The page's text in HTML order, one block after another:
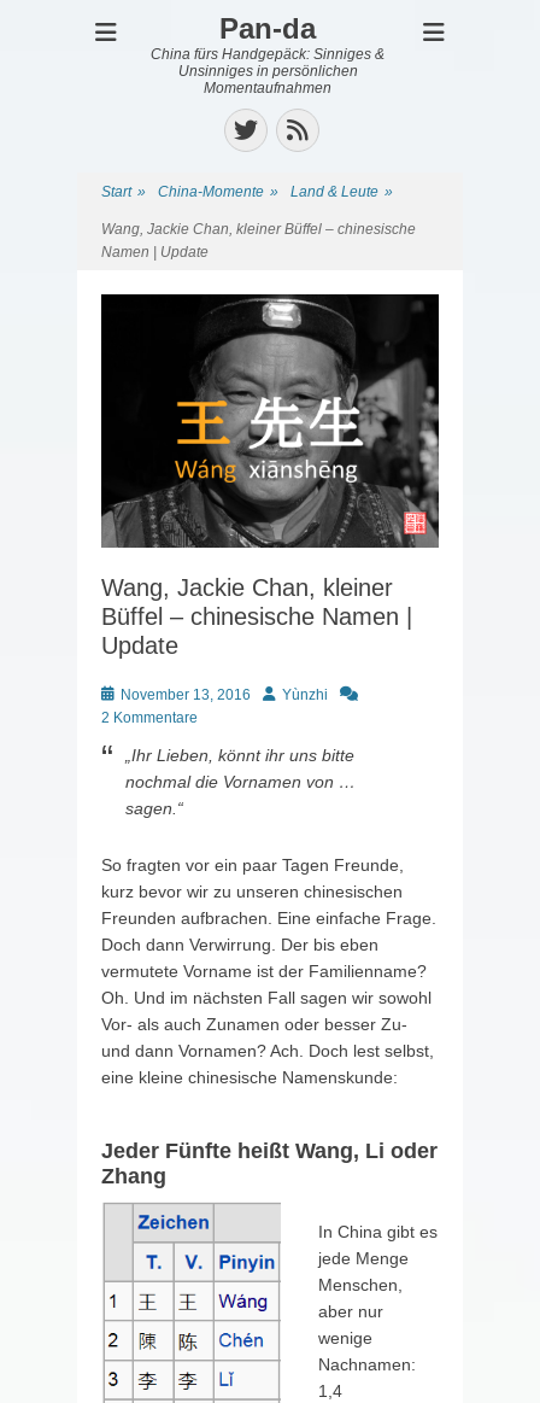
Pan-da
China fürs Handgepäck: Sinniges &
Unsinniges in persönlichen
Momentaufnahmen
Twitter
Feed
Start » China-Momente » Land & Leute »
Wang, Jackie Chan, kleiner Büffel – chinesische
Namen | Update
Wang, Jackie Chan, kleiner
Büffel – chinesische Namen |
Update
Posted
on
November 13, 2016 AutorYùnzhi
2 Kommentare
„Ihr Lieben, könnt ihr uns bitte
nochmal die Vornamen von …
sagen.“
So fragten vor ein paar Tagen Freunde,
kurz bevor wir zu unseren chinesischen
Freunden aufbrachen. Eine einfache Frage.
Doch dann Verwirrung. Der bis eben
vermutete Vorname ist der Familienname?
Oh. Und im nächsten Fall sagen wir sowohl
Vor- als auch Zunamen oder besser Zu-
und dann Vornamen? Ach. Doch lest selbst,
eine kleine chinesische Namenskunde:
Jeder Fünfte heißt Wang, Li oder
Zhang
In China gibt es
jede Menge
Menschen,
aber nur
wenige
Nachnamen:
1,4